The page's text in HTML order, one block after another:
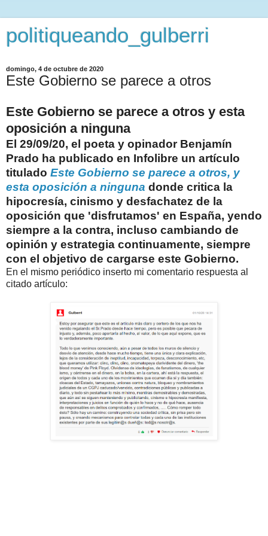
politiqueando_gulberri
domingo, 4 de octubre de 2020
Este Gobierno se parece a otros
Este Gobierno se parece a otros y esta
oposición a ninguna
El 29/09/20, el poeta y opinador Benjamín
Prado ha publicado en Infolibre un artículo
titulado Este Gobierno se parece a otros, y
esta oposición a ninguna donde critica la
hipocresía, cinismo y desfachatez de la
oposición que 'disfrutamos' en España, yendo
siempre a la contra, incluso cambiando de
opinión y estrategia continuamente, siempre
con el objetivo de cargarse este Gobierno.
En el mismo periódico inserto mi comentario respuesta al
citado artículo: